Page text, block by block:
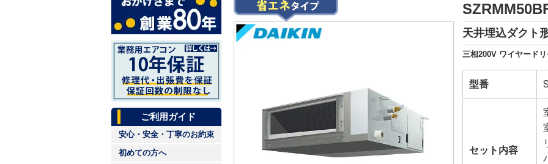
ご利用ガイド
安心・安全・丁寧のお約束
初めての方へ
天井埋込ダクト
三相200V ワイヤード
型番
セット内容